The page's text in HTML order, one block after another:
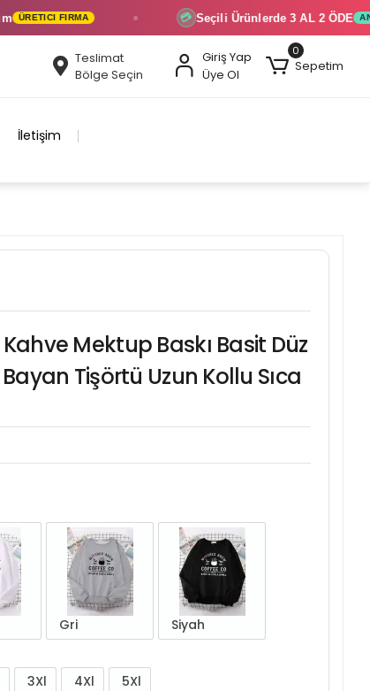
FIRMA 💳 Seçili Ürünlerde3 AL 2 ÖDE ANINDA
Teslimat
Bölge Seçin
Giriş Yap
Üye Ol
0
Sepetim
İletişim
Mektup Baskı Basit Düz
Tişörtü Uzun Kollu Sıca
Gri
Siyah
3Xl 4Xl 5Xl